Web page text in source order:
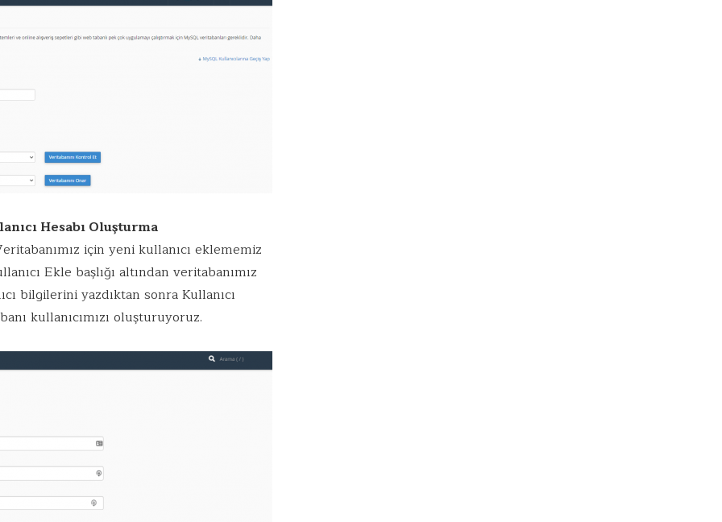
Hesabı Oluşturma
için yeni kullanıcı eklememiz
Ekle başlığı altından veritabanımız
bilgilerini yazdıktan sonra Kullanıcı
kullanıcımızı oluşturuyoruz.